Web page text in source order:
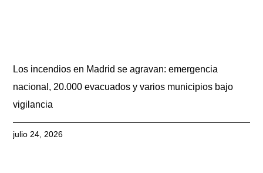
Los incendios en Madrid se agravan: emergencia
nacional, 20.000 evacuados y varios municipios bajo
vigilancia
julio 24, 2026